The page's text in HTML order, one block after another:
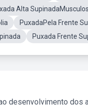
Alta SupinadaMusculos
PuxadaPela Frente
Puxada Frente
desenvolvimento dos